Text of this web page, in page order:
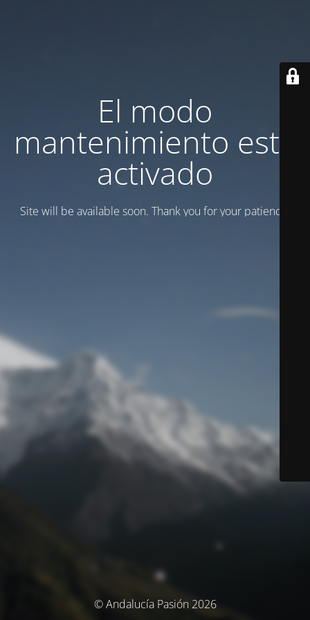
El modo
mantenimiento está
activado
Site will be available soon. Thank you for your patience!
© Andalucía Pasión 2026